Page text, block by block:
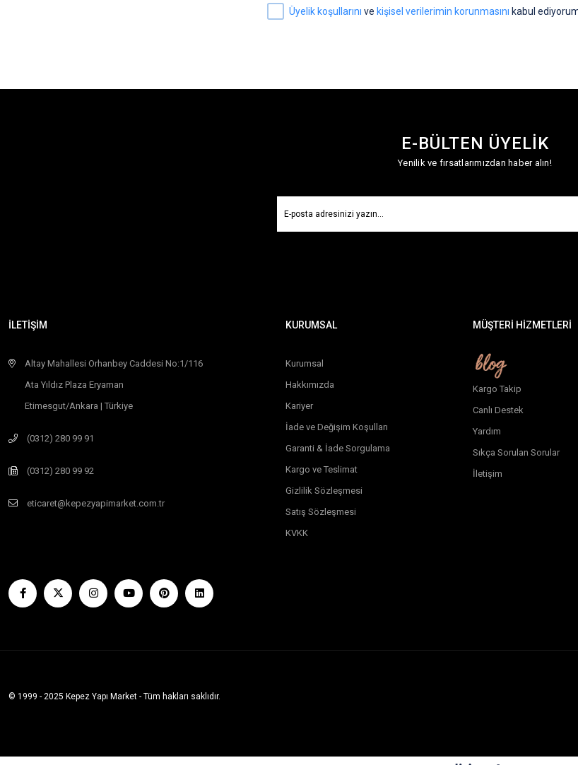
Üyelik koşullarını ve kişisel verilerimin korunmasını kabul
E-BÜLTEN ÜYELİK
Yenilik ve fırsatlarımızdan haber alın!
İLETİŞİM
Altay Mahallesi Orhanbey Caddesi No:1/116
Ata Yıldız Plaza Eryaman
Etimesgut/Ankara | Türkiye
(0312) 280 99 91
(0312) 280 99 92
eticaret@kepezyapimarket.com.tr
KURUMSAL
Kurumsal
Hakkımızda
Kariyer
İade ve Değişim Koşulları
Garanti & İade Sorgulama
Kargo ve Teslimat
Gizlilik Sözleşmesi
Satış Sözleşmesi
KVKK
MÜŞTERİ HİZMETLERİ
Kargo Takip
Canlı Destek
Yardım
Sıkça Sorulan Sorular
İletişim
© 1999 - 2025 Kepez Yapı Market - Tüm hakları saklıdır.